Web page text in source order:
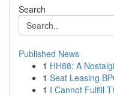
Search
Published News
1 HH88: A
1 Seat Leasing
1 I Cannot Fulfill